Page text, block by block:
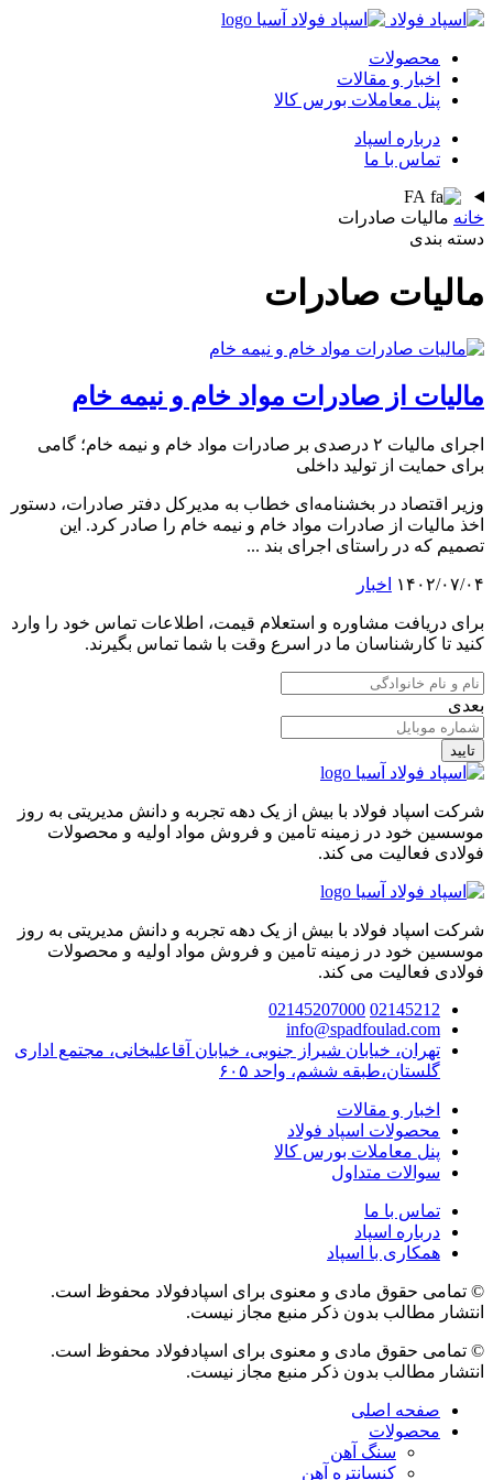
محصولات
اخبار و مقالات
پنل معاملات بورس کالا
درباره اسپاد
تماس با ما
FA
خانه مالیات صادرات
دسته بندی
مالیات صادرات
مالیات از صادرات مواد خام و نیمه خام
اجرای مالیات ۲ درصدی بر صادرات مواد خام و نیمه خام؛ گامی
برای حمایت از تولید داخلی
وزیر اقتصاد در بخشنامه‌ای خطاب به مدیرکل دفتر صادرات، دستور
اخذ مالیات از صادرات مواد خام و نیمه خام را صادر کرد. این
تصمیم که در راستای اجرای بند ...
۱۴۰۲/۰۷/۰۴ اخبار
برای دریافت مشاوره و استعلام قیمت، اطلاعات تماس خود را وارد
کنید تا کارشناسان ما در اسرع وقت با شما تماس بگیرند.
بعدی
تایید
شرکت اسپاد فولاد با بیش از یک دهه تجربه و دانش مدیریتی به روز
موسسین خود در زمینه تامین و فروش مواد اولیه و محصولات
فولادی فعالیت می کند.
شرکت اسپاد فولاد با بیش از یک دهه تجربه و دانش مدیریتی به روز
موسسین خود در زمینه تامین و فروش مواد اولیه و محصولات
فولادی فعالیت می کند.
02145212
02145207000
info@spadfoulad.com
تهران، خیابان شیراز جنوبی، خیابان آقاعلیخانی، مجتمع اداری
گلستان،طبقه ششم، واحد ۶۰۵
اخبار و مقالات
محصولات اسپاد فولاد
پنل معاملات بورس کالا
سوالات متداول
تماس با ما
درباره اسپاد
همکاری با اسپاد
© تمامی حقوق مادی و معنوی برای اسپادفولاد محفوظ است.
انتشار مطالب بدون ذکر منبع مجاز نیست.
© تمامی حقوق مادی و معنوی برای اسپادفولاد محفوظ است.
انتشار مطالب بدون ذکر منبع مجاز نیست.
صفحه اصلی
محصولات
سنگ آهن
کنسانتره آهن